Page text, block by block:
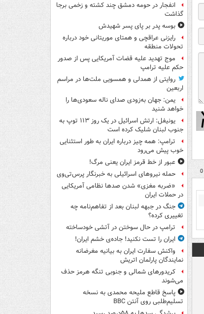
انفجار در حومه دمشق چند کشته و زخمی برجا
گذاشت
بوسه‌ پدر بر پای پسر شهیدش
رایزنی عراقچی و همتای موریتانی خود درباره
تحولات منطقه
موج تهدید علیه قضات آمریکایی پس از صدور
حکم علیه ترامپ
روایتی از همدلی و همسویی ملت‌ها در مراسم
اربعین
یمن: جهان به‌زودی صدای ناله سعودی‌ها را
خواهد شنید
یونیفل: ارتش اسرائیل در یک روز ۱۱۳ توپ به
جنوب لبنان شلیک کرده است
ترامپ: همه چیز درباره ایران به طور استثنایی
خوب پیش می‌رود
عبور از خط قرمز ایران یعنی مرگ!
حمله نیروهای اسرائیلی به خبرنگار پرس‌تی‌وی
«ضربه مغزی» شدن صدها نظامی آمریکایی
در حملات ایران
جنگ در جبهه لبنان بعد از تفاهم‌نامه چه
تغییری کرده؟
ترامپ در حال سوختن در آتشی خودساخته
ایران را تست نکنید! جاده‌ی خشم ایران!
واکنش سفارت ایران به بیانیه مغرضانه
نمایندگان پارلمان اتریش
کریدورهای شمالی و جنوبی تنگه هرمز حذف
می‌شوند
پاسخ قاطع ملیحه محمدی به نسخه
تسلیم‌طلبی روی آنتن BBC